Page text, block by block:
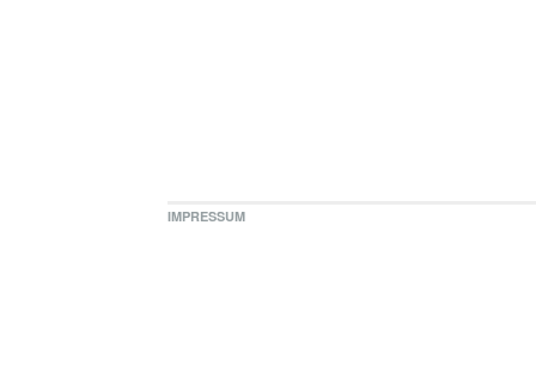
IMPRESSUM